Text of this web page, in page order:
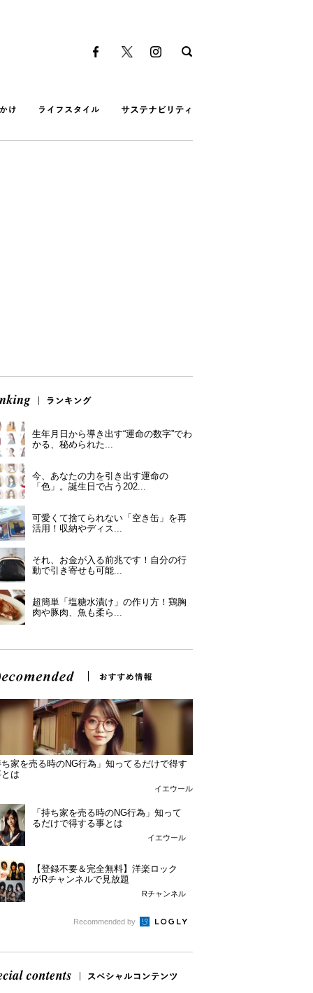
生年月日から導き出す“運命の数字”でわ
かる、秘められた...
今、あなたの力を引き出す運命の
「色」。誕生日で占う202...
可愛くて捨てられない「空き缶」を再
活用！収納やディス...
それ、お金が入る前兆です！自分の行
動で引き寄せも可能...
超簡単「塩糖水漬け」の作り方！鶏胸
肉や豚肉、魚も柔ら...
家を売る時のNG行為」知ってるだけで得す
は
イエウール
「持ち家を売る時のNG行為」知って
るだけで得する事とは
イエウール
【登録不要＆完全無料】洋楽ロック
がRチャンネルで見放題
Rチャンネル
Recommended by